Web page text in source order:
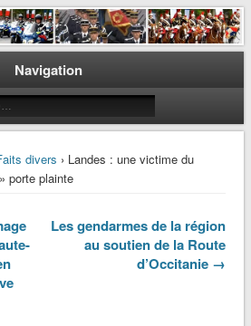
Navigation
divers › Landes : une victime du
porte plainte
Les gendarmes de la région
au soutien de la Route
d’Occitanie →